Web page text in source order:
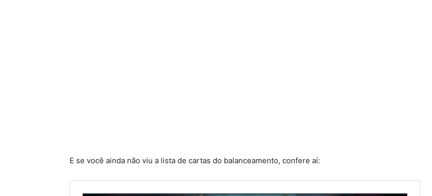
E se você ainda não viu a lista de cartas do balanceamento, confere aí: